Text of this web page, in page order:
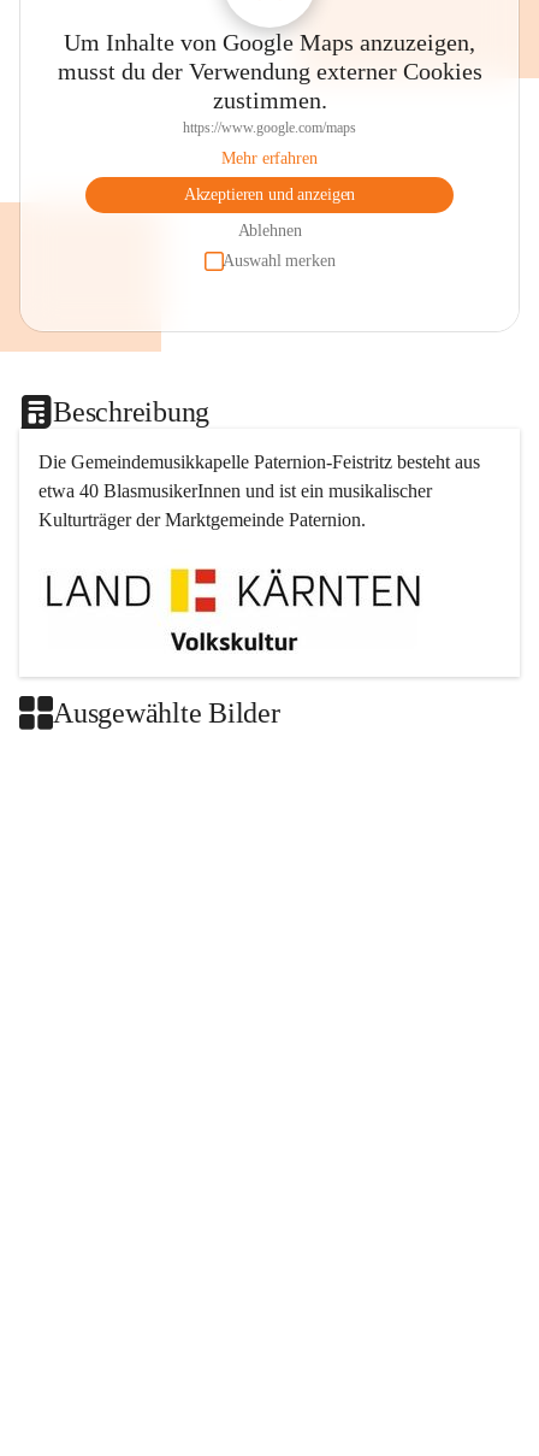
Um Inhalte von Google Maps anzuzeigen,
musst du der Verwendung externer Cookies
zustimmen.
https://www.google.com/maps
Mehr erfahren
Akzeptieren und anzeigen
Ablehnen
Auswahl merken
Beschreibung
Die Gemeindemusikkapelle Paternion-Feistritz besteht aus
etwa 40 BlasmusikerInnen und ist ein musikalischer
Kulturträger der Marktgemeinde Paternion.
Ausgewählte Bilder